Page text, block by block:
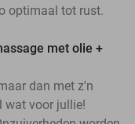
optimaal tot rust.
met olie +
dan met z'n
wat voor jullie!